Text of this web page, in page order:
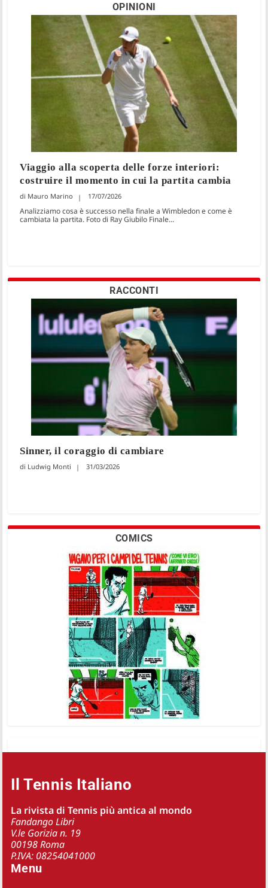
OPINIONI
Viaggio alla scoperta delle forze interiori:
costruire il momento in cui la partita cambia
Mauro Marino 17/07/2026
Analizziamo cosa è successo nella finale a Wimbledon e come è
cambiata la partita. Foto di Ray Giubilo Finale...
RACCONTI
Sinner, il coraggio di cambiare
Ludwig Monti 31/03/2026
COMICS
Il Tennis Italiano
La rivista di Tennis più antica al mondo
Fandango Libri
V.le Gorizia n. 19
00198 Roma
P.IVA: 08254041000
Menu